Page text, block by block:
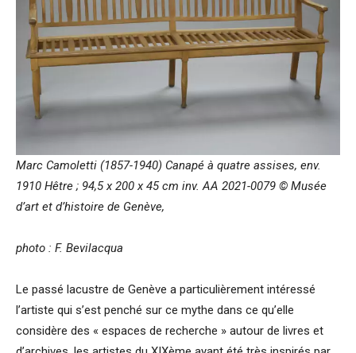
Marc Camoletti (1857-1940) Canapé à quatre assises, env.
1910 Hêtre ; 94,5 x 200 x 45 cm inv. AA 2021-0079 © Musée
d’art et d’histoire de Genève,
photo : F. Bevilacqua
Le passé lacustre de Genève a particulièrement intéressé
l’artiste qui s’est penché sur ce mythe dans ce qu’elle
considère des « espaces de recherche » autour de livres et